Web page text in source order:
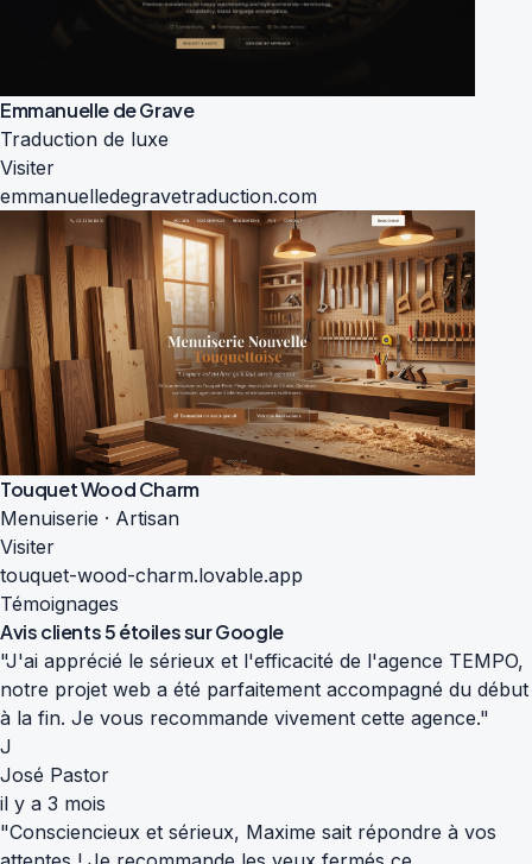
Emmanuelle de Grave
Traduction de luxe
Visiter
emmanuelledegravetraduction.com
Touquet Wood Charm
Menuiserie · Artisan
Visiter
touquet-wood-charm.lovable.app
Témoignages
Avis clients5 étoiles sur Google
"J'ai apprécié le sérieux et l'efficacité de l'agence TEMPO,
notre projet web a été parfaitement accompagné du début
à la fin. Je vous recommande vivement cette agence."
J
José Pastor
il y a 3 mois
"Consciencieux et sérieux, Maxime sait répondre à vos